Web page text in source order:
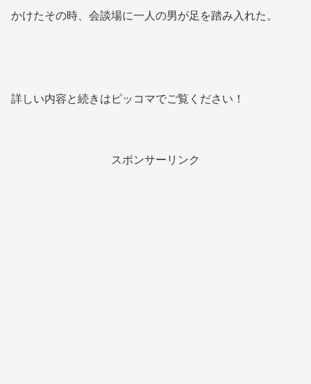
かけたその時、会談場に一人の男が足を踏み入れた。
詳しい内容と続きはピッコマでご覧ください！
スポンサーリンク